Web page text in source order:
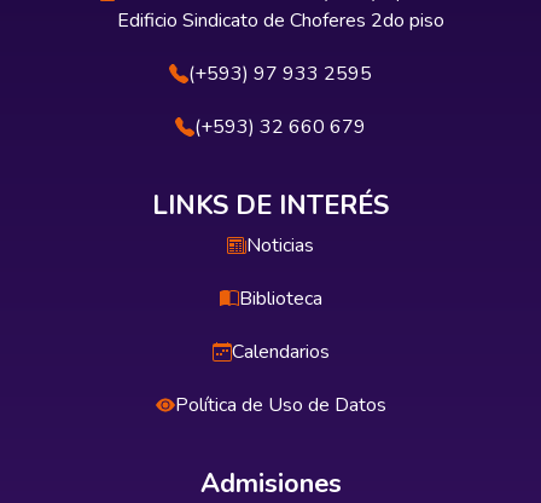
Edificio Sindicato de Choferes 2do piso
(+593) 97 933 2595
(+593) 32 660 679
LINKS DE INTERÉS
Noticias
Biblioteca
Calendarios
Política de Uso de Datos
Admisiones